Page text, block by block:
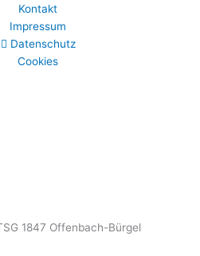
Kontakt
Impressum
Datenschutz
Cookies
1847 Offenbach-Bürgel